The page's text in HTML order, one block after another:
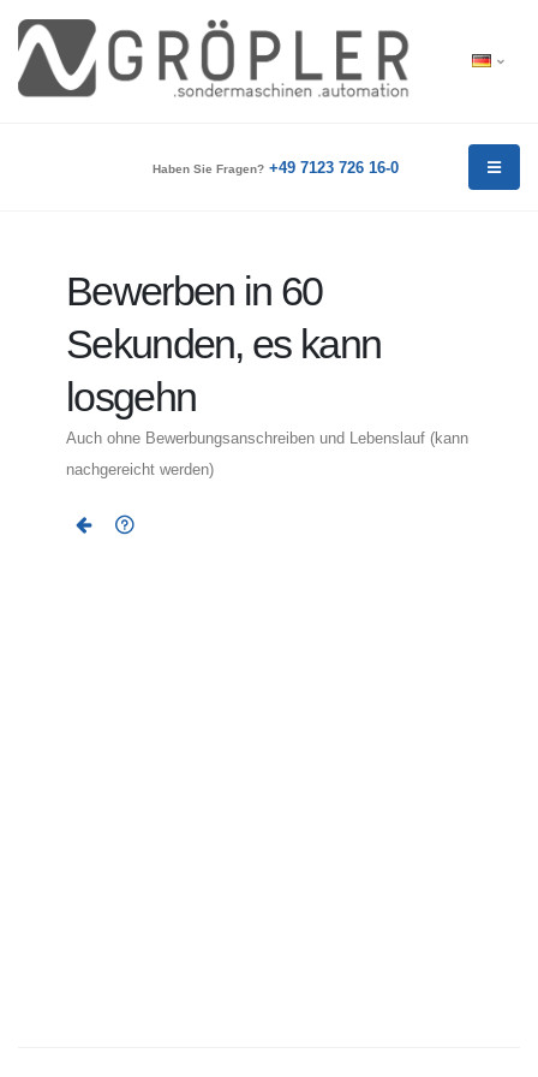
Haben Sie Fragen? +49 7123 726 16-0
Bewerben in 60
Sekunden, es kann
losgehn
Auch ohne Bewerbungsanschreiben und Lebenslauf (kann
nachgereicht werden)